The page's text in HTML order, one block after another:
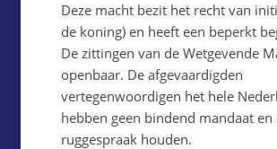
Deze macht bezit het recht van
de koning) en heeft een beperkt
De zittingen van de Wetgevende
openbaar. De afgevaardigden
vertegenwoordigen het hele
hebben geen bindend mandaat en
ruggespraak houden.